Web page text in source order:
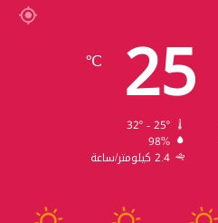
25
℃
32º - 25º
98%
2.4 كيلومتر/ساعة